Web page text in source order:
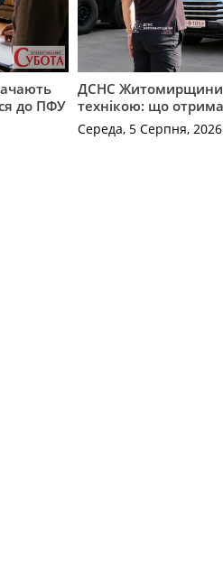
до ПФУ
ДСНС Житомирщини
технікою: що
Середа, 5 Серпня, 2026